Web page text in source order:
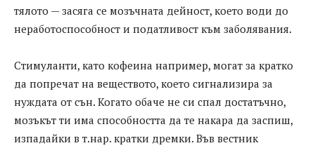
тялото — засяга се мозъчната дейност, което води до
неработоспособност и податливост към заболявания.
Стимуланти, като кофеина например, могат за кратко
да попречат на веществото, което сигнализира за
нуждата от сън. Когато обаче не си спал достатъчно,
мозъкът ти има способността да те накара да заспиш,
изпадайки в т.нар. кратки дремки. Във вестник